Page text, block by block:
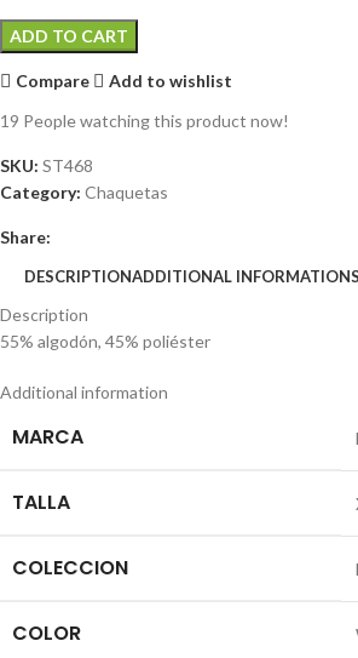
ADD TO CART
Compare
Add to wishlist
19 People watching this product now!
SKU: ST468
Category: Chaquetas
Share:
DESCRIPTIONADDITIONAL INFORMATION
Description
55% algodón, 45% poliéster
Additional information
MARCA
TALLA
COLECCION
COLOR